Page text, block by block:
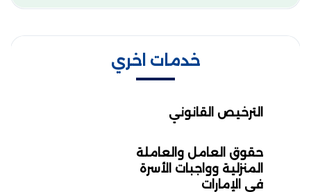
خدمات اخري
الترخيص القانوني
حقوق العامل والعاملة
المنزلية وواجبات الأسرة
في الإمارات